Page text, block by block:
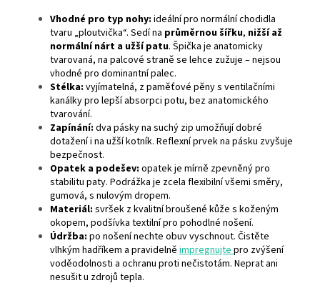
Vhodné pro typ nohy: ideální pro normální chodidla
tvaru „ploutvička“. Sedí na průměrnou šířku, nižší až
normální nárt a užší patu. Špička je anatomicky
tvarovaná, na palcové straně se lehce zužuje – nejsou
vhodné pro dominantní palec.
Stélka: vyjímatelná, z paměťové pěny s ventilačními
kanálky pro lepší absorpci potu, bez anatomického
tvarování.
Zapínání: dva pásky na suchý zip umožňují dobré
dotažení i na užší kotník. Reflexní prvek na pásku zvyšuje
bezpečnost.
Opatek a podešev: opatek je mírně zpevněný pro
stabilitu paty. Podrážka je zcela flexibilní všemi směry,
gumová, s nulovým dropem.
Materiál: svršek z kvalitní broušené kůže s koženým
okopem, podšívka textilní pro pohodlné nošení.
Údržba: po nošení nechte obuv vyschnout. Čistěte
vlhkým hadříkem a pravidelně impregnujte pro zvýšení
voděodolnosti a ochranu proti nečistotám. Neprat ani
nesušit u zdrojů tepla.